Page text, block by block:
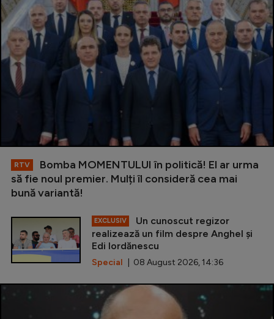
RTV
Bomba MOMENTULUI în politică! El ar urma
să fie noul premier. Mulți îl consideră cea mai
bună variantă!
EXCLUSIV
Un cunoscut regizor
realizează un film despre Anghel și
Edi Iordănescu
Special | 08 August 2026, 14:36